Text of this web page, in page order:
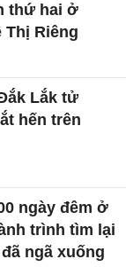
thứ hai ở
Thị Riêng
Lắk tử
hến trên
ngày đêm ở
trình tìm lại
ngã xuống